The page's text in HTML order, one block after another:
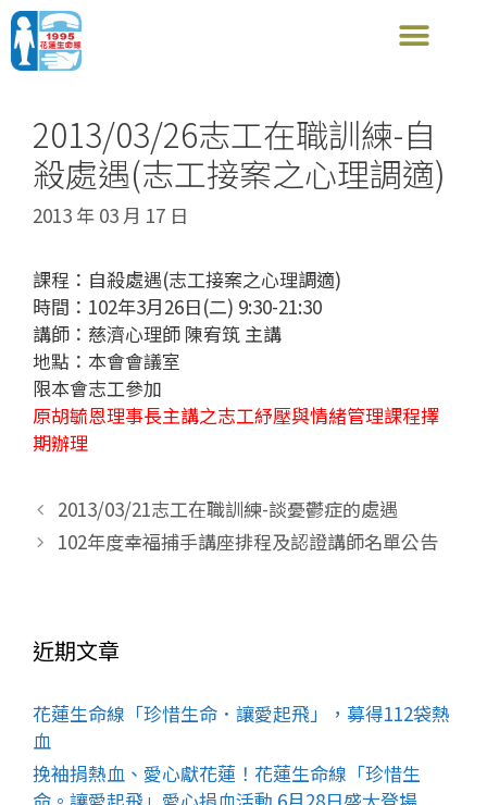
2013/03/26志工在職訓練-自
殺處遇(志工接案之心理調適)
2013 年 03 月 17 日
課程：自殺處遇(志工接案之心理調適)
時間：102年3月26日(二) 9:30-21:30
講師：慈濟心理師 陳宥筑 主講
地點：本會會議室
限本會志工參加
原胡毓恩理事長主講之志工紓壓與情緒管理課程擇
期辦理
2013/03/21志工在職訓練-談憂鬱症的處遇
102年度幸福捕手講座排程及認證講師名單公告
近期文章
花蓮生命線「珍惜生命．讓愛起飛」，募得112袋熱
血
挽袖捐熱血、愛心獻花蓮！花蓮生命線「珍惜生